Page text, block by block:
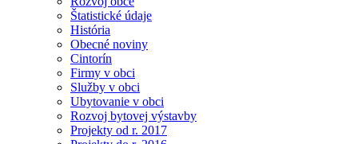
Štatistické údaje
História
Obecné noviny
Cintorín
Firmy v obci
Služby v obci
Ubytovanie v obci
Rozvoj bytovej výstavby
Projekty od r. 2017